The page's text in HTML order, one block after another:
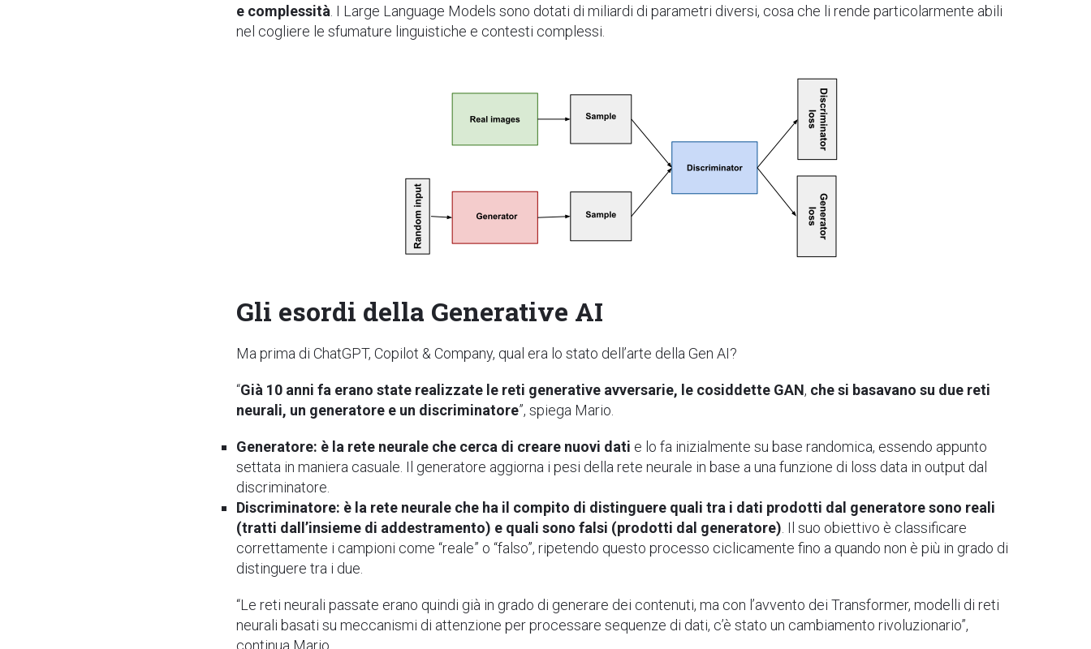
e complessità . I Large Language Models sono dotati di miliardi di parametri diversi, cosa che li rende particolarmente abili
nel cogliere le sfumature linguistiche e contesti complessi.
Gli esordi della Generative AI
Ma prima di ChatGPT, Copilot & Company, qual era lo stato dell’arte della Gen AI?
“Già 10 anni fa erano state realizzate le reti generative avversarie, le cosiddette GAN, che si basavano su due reti
neurali, un generatore e un discriminatore”, spiega Mario.
Generatore: è la rete neurale che cerca di creare nuovi dati e lo fa inizialmente su base randomica, essendo appunto
settata in maniera casuale. Il generatore aggiorna i pesi della rete neurale in base a una funzione di loss data in output dal
discriminatore.
Discriminatore: è la rete neurale che ha il compito di distinguere quali tra i dati prodotti dal generatore sono reali
(tratti dall’insieme di addestramento) e quali sono falsi (prodotti dal generatore) . Il suo obiettivo è classificare
correttamente i campioni come “reale” o “falso”, ripetendo questo processo ciclicamente fino a quando non è più in grado di
distinguere tra i due.
“Le reti neurali passate erano quindi già in grado di generare dei contenuti, ma con l’avvento dei Transformer, modelli di reti
neurali basati su meccanismi di attenzione per processare sequenze di dati, c’è stato un cambiamento rivoluzionario”,
continua Mario.